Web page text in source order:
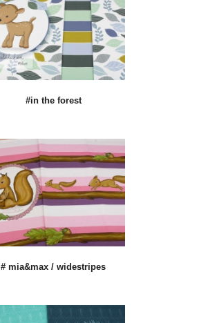
#in the forest
# mia&max / widestripes